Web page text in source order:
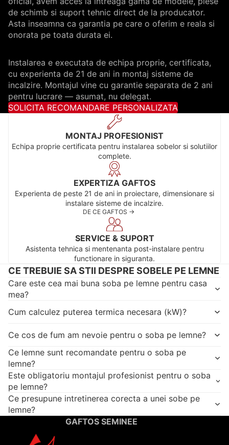
de schimb si suport tehnic direct de la producator.
Asta inseamna ca garantia pe care o oferim e reala si
onorata pe toata durata ei.
Instalarea e executata de echipa proprie, certificata,
cu experienta de 21 de ani in montaj sisteme de
incalzire. Montajul vine cu garantie separata de 2 ani
pentru lucrare — asumat, nu delegat.
SOLICITA RECOMANDARE PERSONALIZATA
MONTAJ PROFESIONIST
Echipa proprie certificata pentru instalarea sobelor si solutiilor
complete.
EXPERTIZA GAFTOS
Experienta de peste 21 de ani in proiectare, dimensionare si
instalare sisteme de incalzire.
DE CE GAFTOS ->
SERVICE & SUPORT
Asistenta tehnica si mentenanta post-instalare pentru
functionare in siguranta.
CE TREBUIE SA STII DESPRE SOBELE PE LEMNE
Care este cea mai buna soba pe lemne pentru casa
mea?
Cum calculez puterea termica necesara (kW)?
Ce cos de fum am nevoie pentru o soba pe lemne?
Ce lemne sunt recomandate pentru o soba pe
lemne?
Este obligatoriu montajul profesionist pentru o soba
pe lemne?
Ce presupune intretinerea corecta a unei sobe pe
lemne?
GAFTOS SEMINEE